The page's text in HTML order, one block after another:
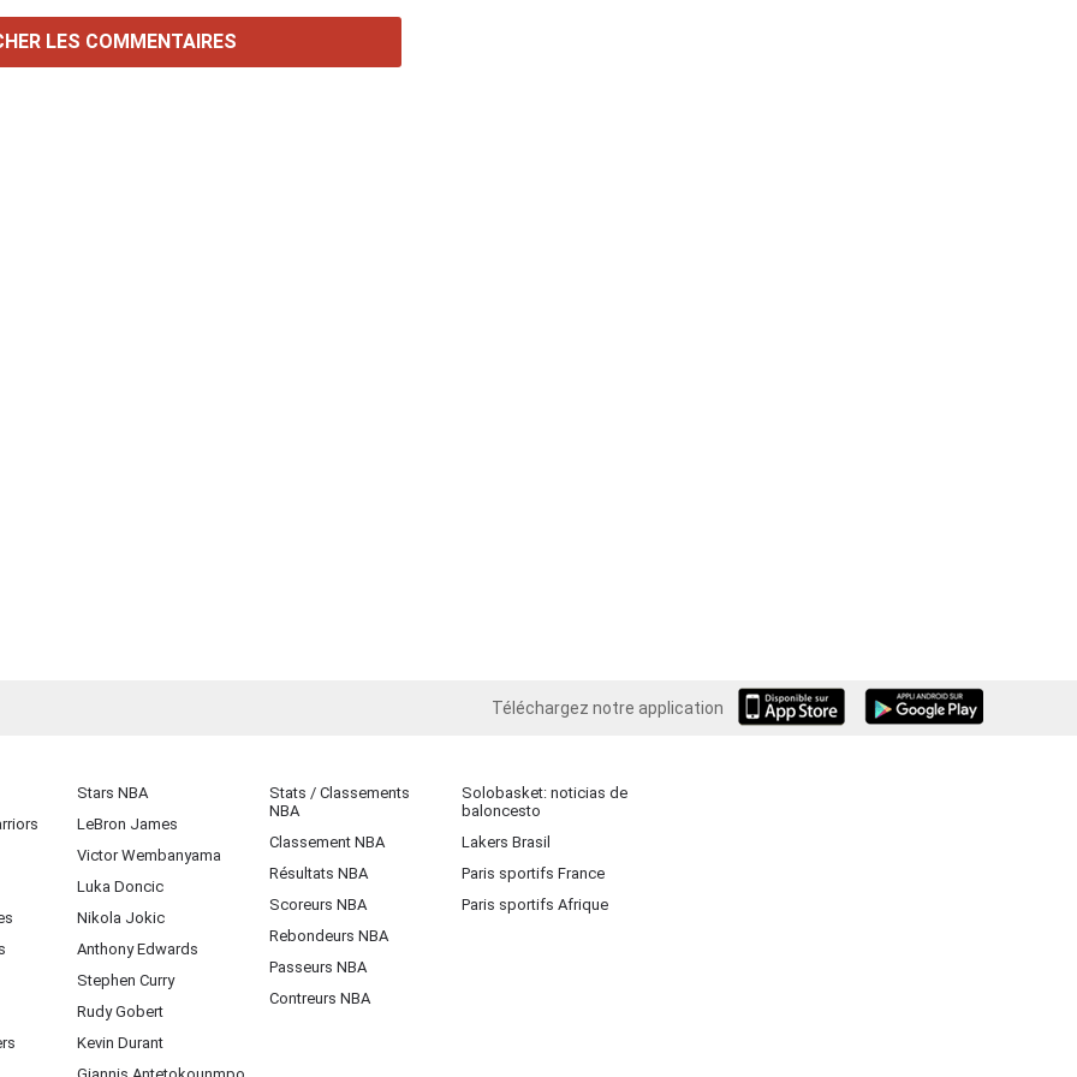
LES COMMENTAIRES
Téléchargez notre application
iOS Android
Stars NBA
LeBron James
Victor Wembanyama
Luka Doncic
Nikola Jokic
Anthony Edwards
Stephen Curry
Rudy Gobert
Kevin Durant
Stats / Classements
NBA
Classement NBA
Résultats NBA
Scoreurs NBA
Rebondeurs NBA
Passeurs NBA
Contreurs NBA
Solobasket: noticias de
baloncesto
Lakers Brasil
Paris sportifs France
Paris sportifs Afrique